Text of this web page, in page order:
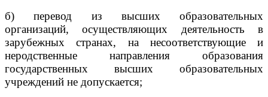
б) перевод из высших образовательных
организаций, осуществляющих деятельность в
зарубежных странах, на несоответствующие и
неродственные направления образования
государственных высших образовательных
учреждений не допускается;